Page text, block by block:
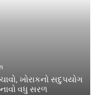
ખોરાકનો સદુપયોગ
વધુ સરળ